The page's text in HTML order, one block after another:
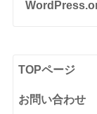
TOPページ
お問い合わせ